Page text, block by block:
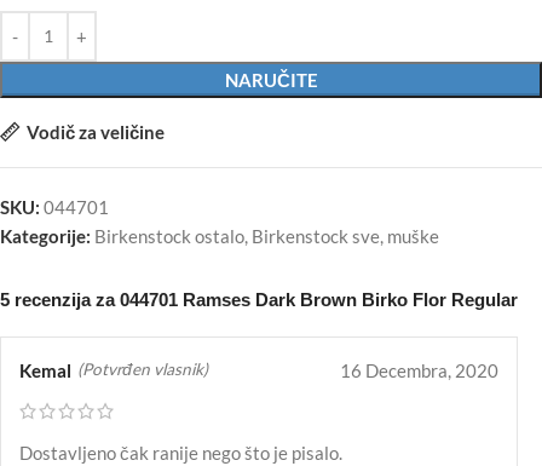
NARUČITE
Vodič za veličine
SKU: 044701
Kategorije: Birkenstock ostalo Birkenstock sve muške
5 recenzija za044701 Ramses Dark Brown Birko Flor Regular
Kemal (Potvrđen vlasnik) 16 Decembra, 2020
Dostavljeno čak ranije nego što je pisalo.